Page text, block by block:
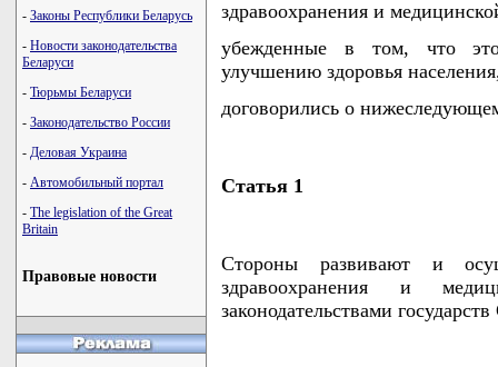
- Законы Республики Беларусь
- Новости законодательства
Беларуси
- Тюрьмы Беларуси
- Законодательство России
- Деловая Украина
- Автомобильный портал
- The legislation of the Great
Britain
Правовые новости
здравоохранения и
убежденные в том, что это
улучшению здоровья
договорились о
Статья 1
Стороны развивают и
здравоохранения и
законодательствами